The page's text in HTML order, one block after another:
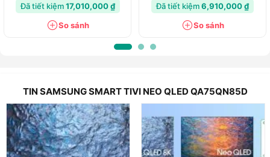
Đã tiết kiệm17,010,000 ₫
So sánh
Đã tiết kiệm6,910,000 ₫
So sánh
TIN SAMSUNG SMART TIVI NEO QLED QA75QN85D